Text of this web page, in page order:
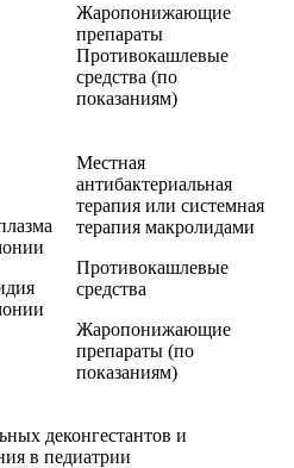
Жаропонижающие
препараты
Противокашлевые
средства (по
показаниям)
Местная
антибактериальная
терапия или системная
терапия макролидами
Противокашлевые
средства
Жаропонижающие
препараты (по
показаниям)
деконгестантов и
в педиатрии